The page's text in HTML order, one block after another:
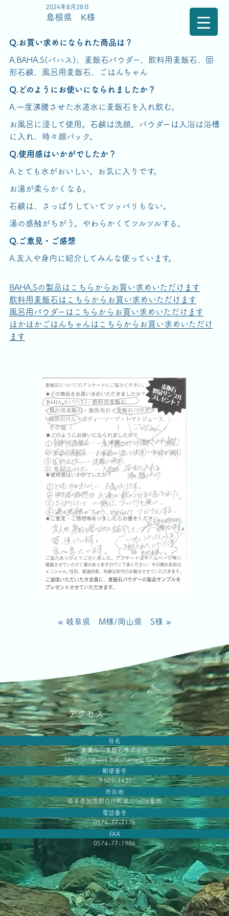
2024年8月28日
島根県 K様
Q.お買い求めになられた商品は？
A.BAHA.S(バハス)、麦飯石パウダー、飲料用麦飯石、固
形石鹸、風呂用麦飯石、ごはんちゃん
Q.どのようにお使いになられましたか？
A.一度沸騰させた水道水に麦飯石を入れ飲む。
お風呂に浸して使用。石鹸は洗顔。パウダーは入浴は浴槽
に入れ、時々顔パック。
Q.使用感はいかがでしたか？
A.とても水がおいしい。お気に入りです。
お湯が柔らかくなる。
石鹸は、さっぱりしていてツッパリもない。
湯の感触がちがう。やわらかくてツルツルする。
Q.ご意見・ご感想
A.友人や身内に紹介してみんな使っています。
BAHA,Sの製品はこちらからお買い求めいただけます
飲料用麦飯石はこちらからお買い求めいただけます
風呂用パウダーはこちらからお買い求めいただけます
ほかほかごはんちゃんはこちらからお買い求めいただけ
ます
« 岐阜県 M様/岡山県 S様 »
アクセス
社名
美濃白川麦飯石株式会社
Mino Shirakawa Bakuhanseki Co.Ltd
郵便番号
〒509-1431
所在地
岐阜県加茂郡白川町黒川5608番地
電話番号
0574-77-1176
FAX
0574-77-1986